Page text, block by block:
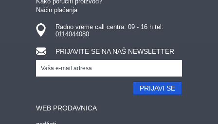
Način plaćanja
Radno vreme call centra: 09 - 16 h tel:
0114044080
PRIJAVITE SE NA NAŠ NEWSLETTER
PRIJAVI SE
WEB PRODAVNICA